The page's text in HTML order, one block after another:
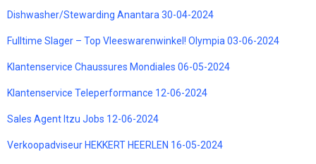
Dishwasher/Stewarding Anantara 30-04-2024
Fulltime Slager – Top Vleeswarenwinkel! Olympia 03-06-2024
Klantenservice Chaussures Mondiales 06-05-2024
Klantenservice Teleperformance 12-06-2024
Sales Agent Itzu Jobs 12-06-2024
Verkoopadviseur HEKKERT HEERLEN 16-05-2024